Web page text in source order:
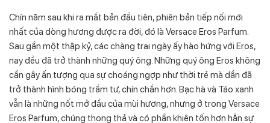
Chín năm sau khi ra mắt bản đầu tiên, phiên bản tiếp nối mới
nhất của dòng hương được ra đời, đó là Versace Eros Parfum.
Sau gần một thập kỷ, các chàng trai ngày ấy hào hứng với Eros,
nay đều đã trở thành những quý ông. Những quý ông Eros không
cần gây ấn tượng qua sự choáng ngợp như thời trẻ mà dần đã
trở thành hình bóng trầm tư, chín chắn hơn. Bạc hà và Táo xanh
vẫn là những nốt mở đầu của mùi hương, nhưng ở trong Versace
Eros Parfum, chúng thong thả và có phần khiên tốn hơn hẳn sự